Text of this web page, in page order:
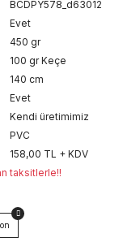
BCDPY578_d63012
Evet
450 gr
100 gr Keçe
140 cm
Evet
Kendi üretimimiz
PVC
158,00 TL + KDV
taksitlerle!!